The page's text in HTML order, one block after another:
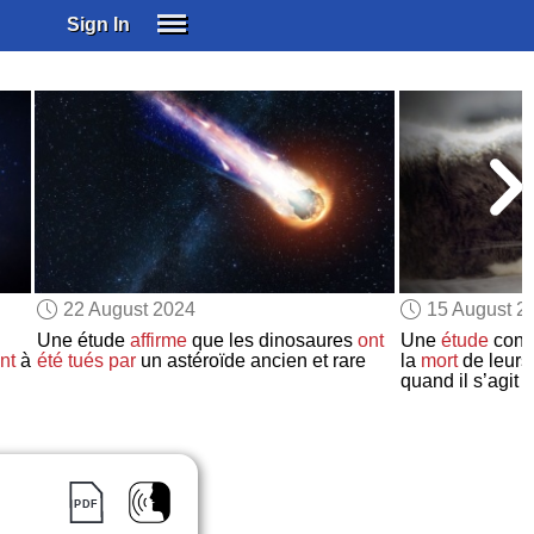
Sign In
SUBSCRIBE
EDUCATIONAL LICENSES
GIFT CARDS
OTHER LANGUAGES
ABOUT US
ALEXA
ADJUST COLORS
à
22 August 2024
Une étude affirmeque les dinosaures ont
été tués parun astéroïde ancien et rare
15 August
Uneétude
la mortde
quand il s’agit